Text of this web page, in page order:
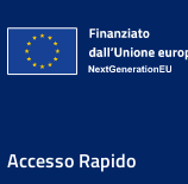
Accesso Rapido